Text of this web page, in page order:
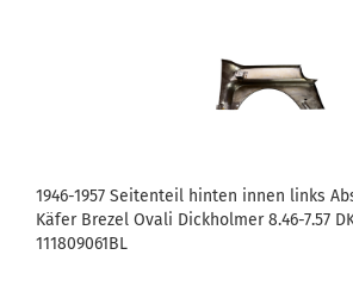
1946-1957 Seitenteil hinten innen links
Käfer Brezel Ovali Dickholmer 8.46-7.57
111809061BL